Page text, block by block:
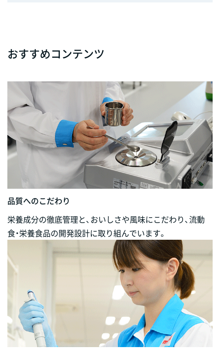
おすすめコンテンツ
品質へのこだわり
栄養成分の徹底管理と、おいしさや風味にこだわり、流動
食・栄養食品の開発設計に取り組んでいます。